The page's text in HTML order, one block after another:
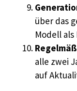
über das
Modell als
alle zwei
auf